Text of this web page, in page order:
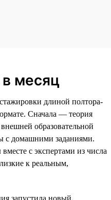
месяц
длиной полтора-
Сначала — теория
образовательной
с домашними заданиями.
с экспертами из числа
к реальным,
запустила новый,